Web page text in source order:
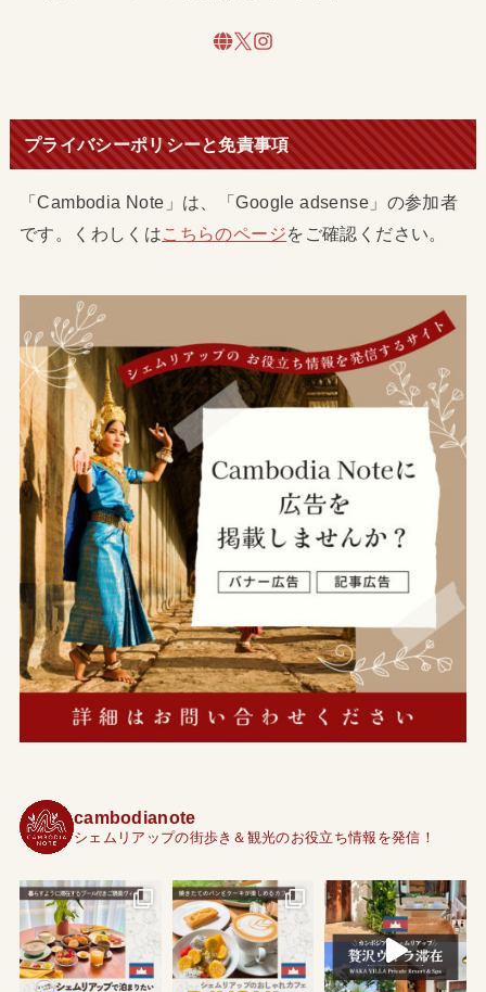
プライバシーポリシーと免責事項
「Cambodia Note」は、「Google adsense」の参加者
です。くわしくはこちらのページをご確認ください。
cambodianote
シェムリアップの街歩き＆観光のお役立ち情報を発信！